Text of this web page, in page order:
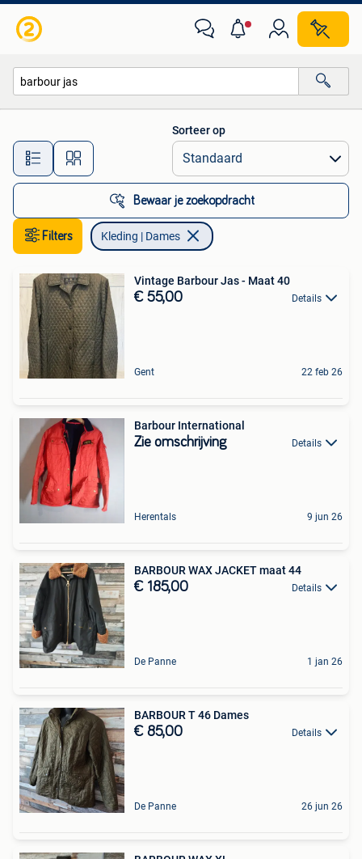
Alle afstanden…
Sorteer op
Bewaar je zoekopdracht
Filters Kleding | Dames
Vintage Barbour Jas - Maat 40
€ 55,00 Details
Gent 22 feb 26
Barbour International
Zie omschrijving Details
Herentals 9 jun 26
BARBOUR WAX JACKET maat 44
€ 185,00 Details
De Panne 1 jan 26
BARBOUR T 46 Dames
€ 85,00 Details
De Panne 26 jun 26